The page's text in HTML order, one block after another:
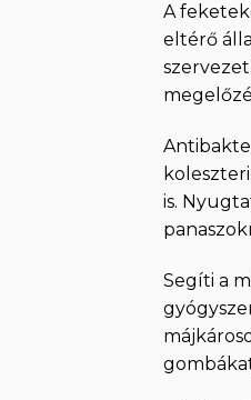
A
eltérő
is.
Segíti a